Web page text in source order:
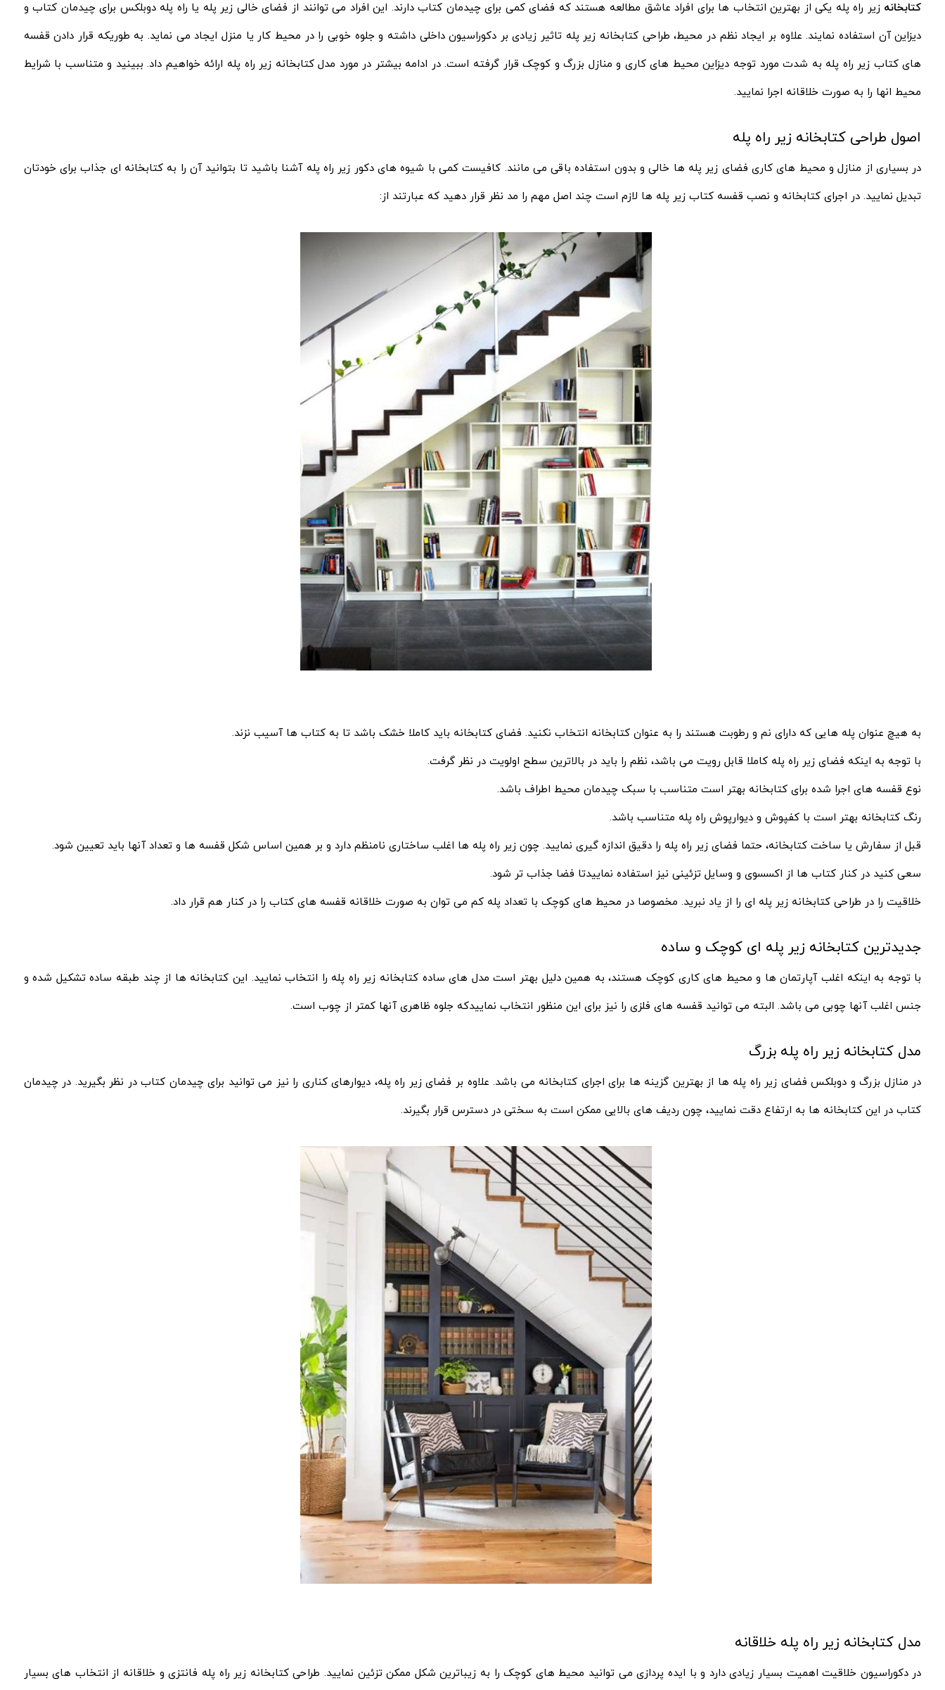
کتابخانه زیر راه پله یکی از بهترین انتخاب ها برای افراد عاشق مطالعه هستند که فضای کمی برای چیدمان کتاب دارند. این افراد می توانند از فضای خالی زیر پله یا راه پله دوبلکس برای چیدمان کتاب و
دیزاین آن استفاده نمایند. علاوه بر ایجاد نظم در محیط، طراحی کتابخانه زیر پله تاثیر زیادی بر دکوراسیون داخلی داشته و جلوه خوبی را در محیط کار یا منزل ایجاد می نماید. به طوریکه قرار دادن قفسه
های کتاب زیر راه پله به شدت مورد توجه دیزاین محیط های کاری و منازل بزرگ و کوچک قرار گرفته است. در ادامه بیشتر در مورد مدل کتابخانه زیر راه پله ارائه خواهیم داد. ببینید و متناسب با شرایط
محیط انها را به صورت خلاقانه اجرا نمایید.
اصول طراحی کتابخانه زیر راه پله
در بسیاری از منازل و محیط های کاری فضای زیر پله ها خالی و بدون استفاده باقی می مانند. کافیست کمی با شیوه های دکور زیر راه پله آشنا باشید تا بتوانید آن را به کتابخانه ای جذاب برای خودتان
تبدیل نمایید. در اجرای کتابخانه و نصب قفسه کتاب زیر پله ها لازم است چند اصل مهم را مد نظر قرار دهید که عبارتند از:
به هیچ عنوان پله هایی که دارای نم و رطوبت هستند را به عنوان کتابخانه انتخاب نکنید. فضای کتابخانه باید کاملا خشک باشد تا به کتاب ها آسیب نزند.
با توجه به اینکه فضای زیر راه پله کاملا قابل رویت می باشد، نظم را باید در بالاترین سطح اولویت در نظر گرفت.
نوع قفسه های اجرا شده برای کتابخانه بهتر است متناسب با سبک چیدمان محیط اطراف باشد.
رنگ کتابخانه بهتر است با کفپوش و دیوارپوش راه پله متناسب باشد.
قبل از سفارش یا ساخت کتابخانه، حتما فضای زیر راه پله را دقیق اندازه گیری نمایید. چون زیر راه پله ها اغلب ساختاری نامنظم دارد و بر همین اساس شکل قفسه ها و تعداد آنها باید تعیین شود.
سعی کنید در کنار کتاب ها از اکسسوی و وسایل تزئینی نیز استفاده نماییدتا فضا جذاب تر شود.
خلاقیت را در طراحی کتابخانه زیر پله ای را از یاد نبرید. مخصوصا در محیط های کوچک با تعداد پله کم می توان به صورت خلاقانه قفسه های کتاب را در کنار هم قرار داد.
جدیدترین کتابخانه زیر پله ای کوچک و ساده
با توجه به اینکه اغلب آپارتمان ها و محیط های کاری کوچک هستند، به همین دلیل بهتر است مدل های ساده کتابخانه زیر راه پله را انتخاب نمایید. این کتابخانه ها از چند طبقه ساده تشکیل شده و
جنس اغلب آنها چوبی می باشد. البته می توانید قفسه های فلزی را نیز برای این منظور انتخاب نماییدکه جلوه ظاهری آنها کمتر از چوب است.
مدل کتابخانه زیر راه پله بزرگ
در منازل بزرگ و دوبلکس فضای زیر راه پله ها از بهترین گزینه ها برای اجرای کتابخانه می باشد. علاوه بر فضای زیر راه پله، دیوارهای کناری را نیز می توانید برای چیدمان کتاب در نظر بگیرید. در چیدمان
کتاب در این کتابخانه ها به ارتفاع دقت نمایید، چون ردیف های بالایی ممکن است به سختی در دسترس قرار بگیرند.
مدل کتابخانه زیر راه پله خلاقانه
در دکوراسیون خلاقیت اهمیت بسیار زیادی دارد و با ایده پردازی می توانید محیط های کوچک را به زیباترین شکل ممکن تزئین نمایید. طراحی کتابخانه زیر راه پله فانتزی و خلاقانه از انتخاب های بسیار